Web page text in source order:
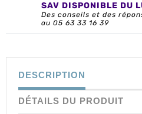
SAV DISPONIBLE DU
Des conseils et des
au 05 63 33 16 39
DESCRIPTION
DÉTAILS DU PRODUIT